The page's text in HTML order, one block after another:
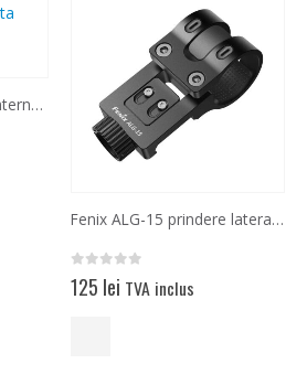
Fenix ALB-10 suport lanterna pentru bicicleta
Fenix ALG-15 prindere laterala pe sina Picatinny pentru lanterne
0 out of 5
125 lei TVA inclus